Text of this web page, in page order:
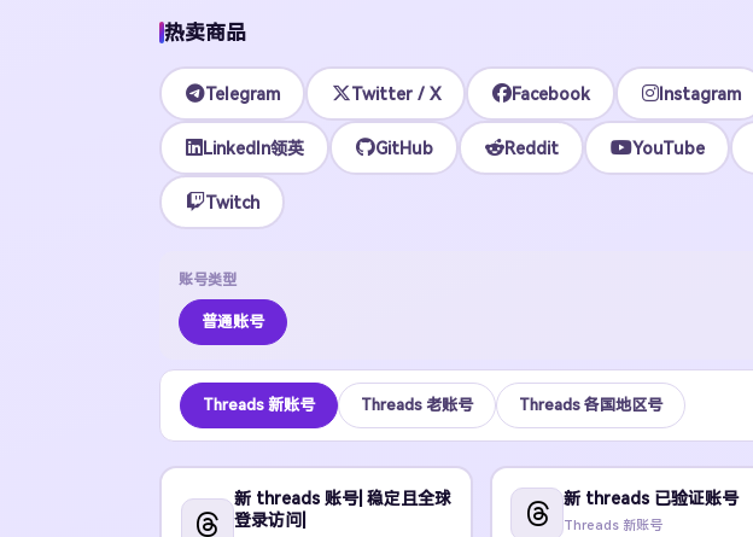
热卖商品
Telegram Twitter / X Facebook Instagram
LinkedIn领英 GitHub Reddit YouTube
Twitch
账号类型
普通账号
Threads 新账号 Threads 老账号 Threads 各国地区号
新 threads 账号| 稳定且全球
登录访问|
新 threads 已验证账号
Threads 新账号